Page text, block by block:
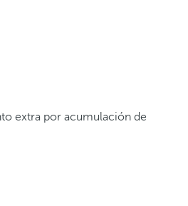
extra por acumulación de